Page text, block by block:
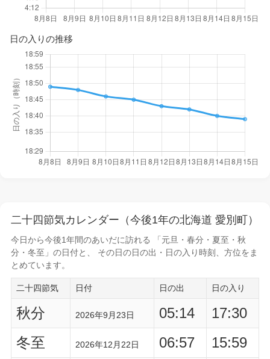
日の入りの推移
二十四節気カレンダー（今後1年の北海道 愛別町）
今日から今後1年間のあいだに訪れる 「元旦・春分・夏至・秋
分・冬至」の日付と、 その日の日の出・日の入り時刻
、方位をま
とめています。
二十四節気 日付 日の出 日の入り
秋分 2026年9月23日 05:14
17:30
冬至
2026年12月22日 06:57
15:59